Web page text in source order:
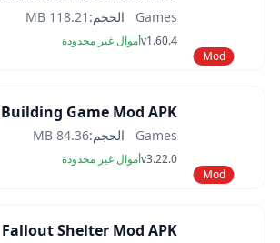
Mod
Games الحجم: 118.21 MB
v1.60.4أموال غير محدودة
Mod
Games الحجم:84.36 MB
v3.22.0أموال غير محدودة
Fallout Shelter Mod APK